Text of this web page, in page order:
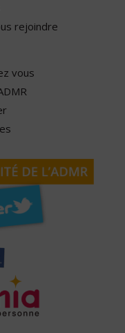
rejoindre
vous